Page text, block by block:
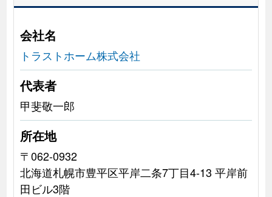
会社名
トラストホーム株式会社
代表者
甲斐敬一郎
所在地
〒062-0932
北海道札幌市豊平区平岸二条7丁目4-13 平岸前
田ビル3階